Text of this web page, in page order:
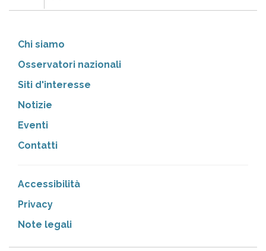
Chi siamo
Osservatori nazionali
Siti d'interesse
Notizie
Eventi
Contatti
Accessibilità
Privacy
Note legali